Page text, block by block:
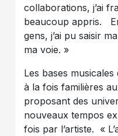
collaborations, j’ai
beaucoup appris.
gens, j’ai pu saisir
ma voie. »
Les bases
à la fois familières
proposant des
nouveaux tempos
fois par l’artiste. «